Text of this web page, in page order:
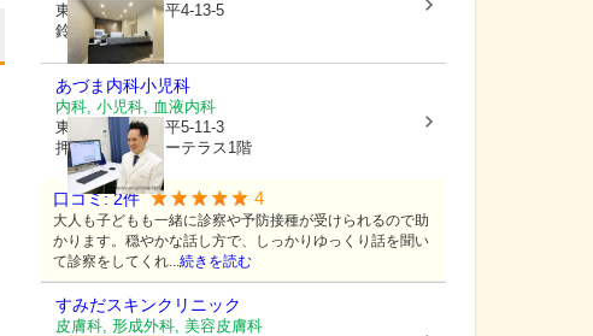
東京都墨田区業平4-13-5
鈴木ビル1F
あづま内科小児科
内科, 小児科, 血液内科
東京都墨田区 業平5-11-3
押上スカイビューテラス1階
口コミ:2件 4
大人も子どもも一緒に診察や予防接種が受けられるので助
かります。穏やかな話し方で、しっかりゆっくり話を聞い
て診察をしてくれ...続きを読む
すみだスキンクリニック
皮膚科, 形成外科, 美容皮膚科